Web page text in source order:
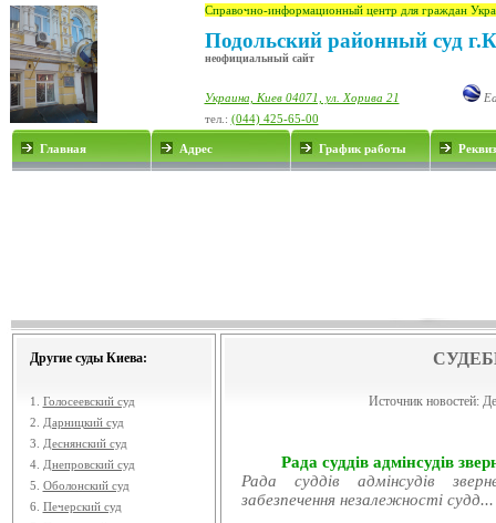
Справочно-информационный центр для граждан
Подольский районный суд
неофициальный сайт
Украина, Киев 04071, ул. Хорива 21
тел.: (044) 425-65-00
Главная Адрес График работы
Другие суды Киева:
1. Голосеевский суд
2.
Дарницкий суд
3.
Деснянский суд
4. Днепровский суд
5. Оболонский суд
6. Печерский суд
Источник новостей:
Рада суддів адмінсудів
Рада суддів адмінсудів
забезпечення незалежності судд...